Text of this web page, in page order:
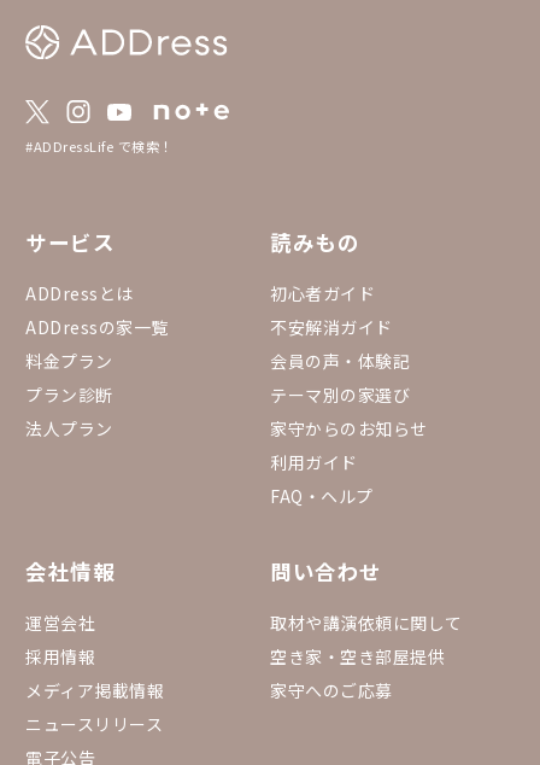
キャッシュバックについて： 滞在後7営業日
以内に、対象物件の滞在1泊につき1枚、ご
利用中のアカウントにチケットを付与しま
が付与されます。 -----------------------------------
--------------- ▼予約方法 「まるっと貸切」
は通常の予約方法とは異なります。 以下の
▼予約状況カレンダー (まるっと貸切 Ver.) 2
況が一覧で確認できるカレンダーです。 htt
ps://docs.google.com/spreadsheets/d/1g
GpN9uErfP84T7ov6CWaMa0RYGr7Ovh7BG
P3fQTi3bY/edit?gid=1555753432#gid=1555
753432
#ADDressLife で検索！
サービス
ADDressとは
ADDressの家一覧
料金プラン
プラン診断
法人プラン
読みもの
初心者ガイド
不安解消ガイド
会員の声・体験記
テーマ別の家選び
家守からのお知らせ
利用ガイド
FAQ・ヘルプ
会社情報
運営会社
採用情報
メディア掲載情報
ニュースリリース
電子公告
問い合わせ
取材や講演依頼に関して
空き家・空き部屋提供
家守へのご応募